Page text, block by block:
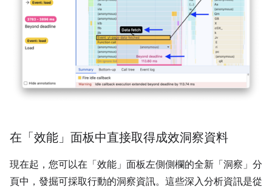
在「效能」面板中直接取得成效洞察資料
現在起，您可以在「效能」面板左側側欄的全新「洞察」 分
頁中，發掘可採取行動的洞察資訊。 這些深入分析資訊是從